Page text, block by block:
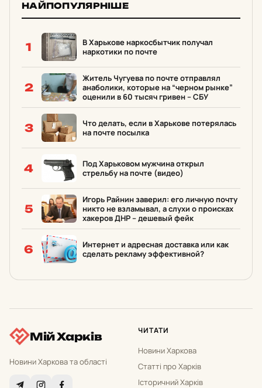
НАЙПОПУЛЯРНІШЕ
1
В Харькове наркосбытчик получал
наркотики по почте
2
Житель Чугуева по почте отправлял
анаболики, которые на “черном рынке”
оценили в 60 тысяч гривен – СБУ
3
Что делать, если в Харькове потерялась
на почте посылка
4
Под Харьковом мужчина открыл
стрельбу на почте (видео)
5
Игорь Райнин заверил: его личную почту
никто не взламывал, а слухи о происках
хакеров ДНР – дешевый фейк
6
Интернет и адресная доставка или как
сделать рекламу эффективной?
Мій Харків
Новини Харкова та області
ЧИТАТИ
Новини Харкова
Статті про Харків
Історичний Харків